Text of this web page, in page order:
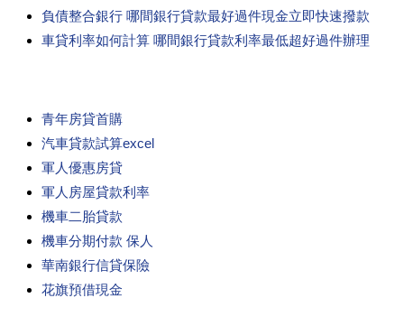
負債整合銀行 哪間銀行貸款最好過件現金立即快速撥款
車貸利率如何計算 哪間銀行貸款利率最低超好過件辦理
青年房貸首購
汽車貸款試算excel
軍人優惠房貸
軍人房屋貸款利率
機車二胎貸款
機車分期付款 保人
華南銀行信貸保險
花旗預借現金